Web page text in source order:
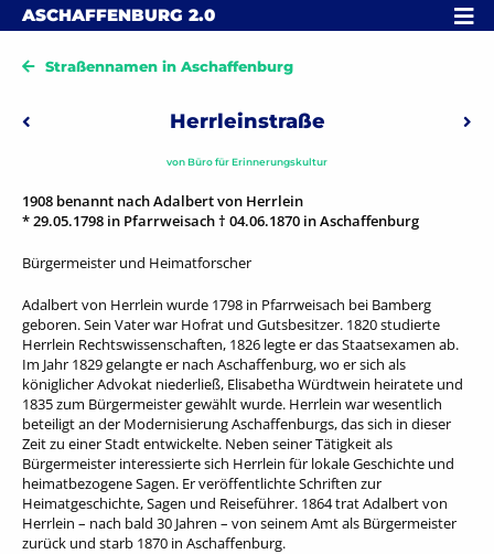
Skip to content
ASCHAFFENBURG 2.0 MENÜ
Straßennamen in Aschaffenburg
Beitragsnavigation
Vorheriger: HertzstraßeHerrleinstraße
vonBüro für Erinnerungskultur
1908 benannt nach Adalbert von Herrlein
* 29.05.1798 in Pfarrweisach † 04.06.1870 in Aschaffenburg
Bürgermeister und Heimatforscher
Adalbert von Herrlein wurde 1798 in Pfarrweisach bei Bamberg
geboren. Sein Vater war Hofrat und Gutsbesitzer. 1820 studierte
Herrlein Rechtswissenschaften, 1826 legte er das Staatsexamen ab.
Im Jahr 1829 gelangte er nach Aschaffenburg, wo er sich als
königlicher Advokat niederließ, Elisabetha Würdtwein heiratete und
1835 zum Bürgermeister gewählt wurde. Herrlein war wesentlich
beteiligt an der Modernisierung Aschaffenburgs, das sich in dieser
Zeit zu einer Stadt entwickelte. Neben seiner Tätigkeit als
Bürgermeister interessierte sich Herrlein für lokale Geschichte und
heimatbezogene Sagen. Er veröffentlichte Schriften zur
Heimatgeschichte, Sagen und Reiseführer. 1864 trat Adalbert von
Herrlein – nach bald 30 Jahren – von seinem Amt als Bürgermeister
zurück und starb 1870 in Aschaffenburg.